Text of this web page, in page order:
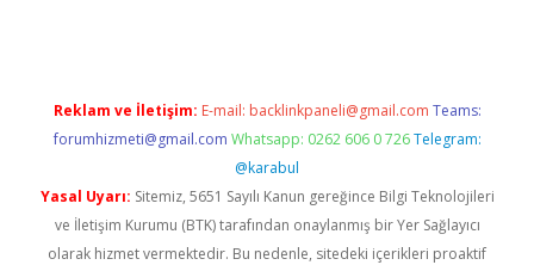
Reklam ve İletişim: E-mail: backlinkpaneli@gmail.com Teams:
forumhizmeti@gmail.com Whatsapp: 0262 606 0 726 Telegram:
@karabul
Yasal Uyarı: Sitemiz, 5651 Sayılı Kanun gereğince Bilgi Teknolojileri
ve İletişim Kurumu (BTK) tarafından onaylanmış bir Yer Sağlayıcı
olarak hizmet vermektedir. Bu nedenle, sitedeki içerikleri proaktif